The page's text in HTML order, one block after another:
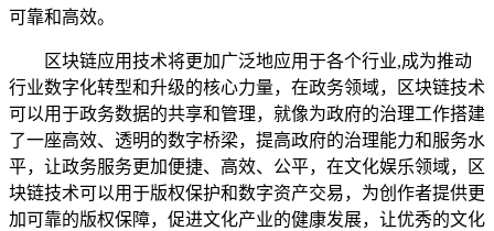
可靠和高效。
区块链应用技术将更加广泛地应用于各个行业,成为推动
行业数字化转型和升级的核心力量，在政务领域，区块链技术
可以用于政务数据的共享和管理，就像为政府的治理工作搭建
了一座高效、透明的数字桥梁，提高政府的治理能力和服务水
平，让政务服务更加便捷、高效、公平，在文化娱乐领域，区
块链技术可以用于版权保护和数字资产交易，为创作者提供更
加可靠的版权保障，促进文化产业的健康发展，让优秀的文化